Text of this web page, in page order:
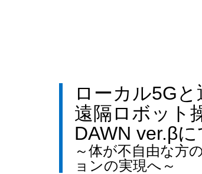
ローカル5G
遠隔ロボット
DAWN ver.β
～体が不自由な方
ョンの実現へ～